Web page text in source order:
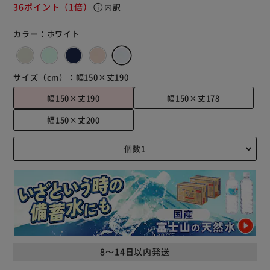
36ポイント （1倍） info 内訳
カラー： ホワイト
サイズ（cm）： 幅150×丈190
幅150×丈190
幅150×丈178
幅150×丈200
8～14日以内発送